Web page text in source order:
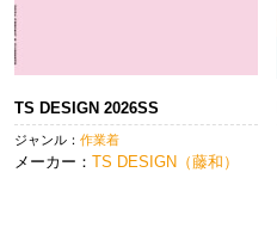
TS DESIGN 2026SS
ジャンル： 作業着
メーカー： TS DESIGN（藤和）